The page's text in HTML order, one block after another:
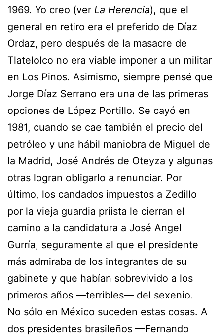
1969. Yo creo (ver La Herencia), que el
general en retiro era el preferido de Díaz
Ordaz, pero después de la masacre de
Tlatelolco no era viable imponer a un militar
en Los Pinos. Asimismo, siempre pensé que
Jorge Díaz Serrano era una de las primeras
opciones de López Portillo. Se cayó en
1981, cuando se cae también el precio del
petróleo y una hábil maniobra de Miguel de
la Madrid, José Andrés de Oteyza y algunas
otras logran obligarlo a renunciar. Por
último, los candados impuestos a Zedillo
por la vieja guardia priista le cierran el
camino a la candidatura a José Angel
Gurría, seguramente al que el presidente
más admiraba de los integrantes de su
gabinete y que habían sobrevivido a los
primeros años —terribles— del sexenio.
No sólo en México suceden estas cosas. A
dos presidentes brasileños —Fernando